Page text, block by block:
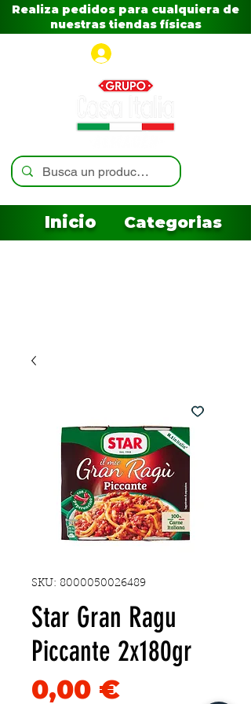
Realiza pedidos para cualquiera de
nuestras tiendas físicas
Inicio Categorias
SKU: 8000050026489
Star Gran Ragu
Piccante 2x180gr
0,00 €Precio